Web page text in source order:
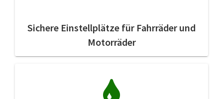
Sichere Einstellplätze für Fahrräder und
Motorräder